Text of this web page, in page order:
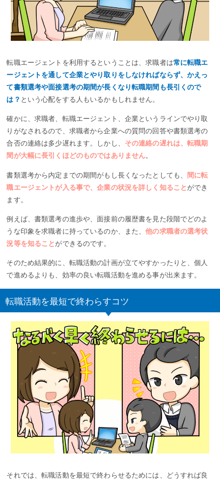
とじる
転職エージェントを利用するということは、求職者は常に転職エ
ージェントを通して企業とやり取りをしなければならず、かえっ
て書類選考や面接選考の期間が長くなり転職期間も長引くので
は？ という心配をする人もいるかもしれません。
確かに、求職者、転職エージェント、企業というラインでやり取
りがなされるので、求職者から企業への質問の回答や書類選考の
合否の連絡は多少遅れます。しかし、 その連絡の遅れは、転職期
間が大幅に長引くほどのものではありません。
書類選考から内定までの期間がもし長くなったとしても、
間に転
職エージェントが入る事で、企業の状況を詳しく知ることができ
ます。
例えば、書類選考の進歩や、面接前の履歴書を見た段階でどのよ
うな印象を求職者に持っているのか、また、他の求職者の選考状
況等を知ることができるのです。
そのため結果的に、転職活動の計画が立てやすかったりと、個人
で進めるよりも、効率の良い転職活動を進める事が出来ます。
転職活動を最短で終わらすコツ
それでは、転職活動を最短で終わらせるためには、どうすれば良